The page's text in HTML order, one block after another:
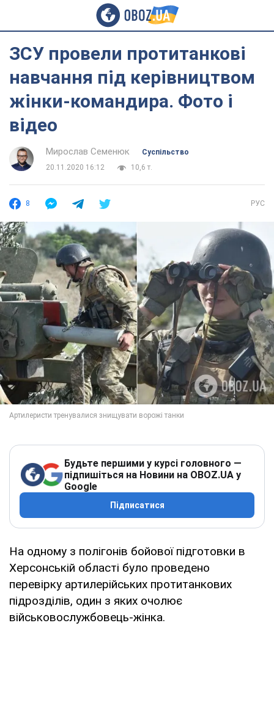
ЗСУ провели протитанкові
навчання під керівництвом
жінки-командира. Фото і
відео
Мирослав Семенюк
Суспільство
20.11.2020 16:12
10,6 т.
8 РУС
Будьте першими у курсі головного —
підпишіться на Новини на OBOZ.UA у
Google
Підписатися
На одному з полігонів бойової підготовки в
Херсонській області було проведено
перевірку артилерійських протитанкових
підрозділів, один з яких очолює
військовослужбовець-жінка.